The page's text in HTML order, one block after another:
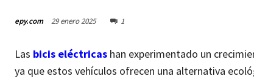
epy.com 29 enero 2025 1
Las bicis eléctricas han experimentado un
ya que estos vehículos ofrecen una alternativa